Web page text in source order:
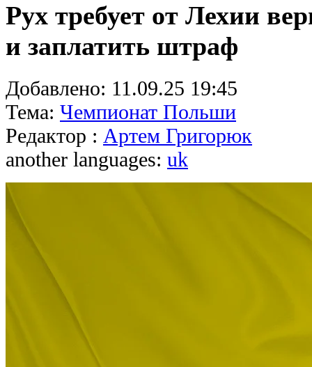
Рух требует от Лехии
и заплатить штраф
Добавлено: 11.09.25 19:45
Тема: Чемпионат Польши
Редактор : Артем Григорюк
another languages: uk